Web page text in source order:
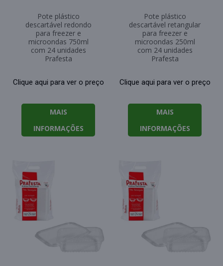
Pote plástico
descartável redondo
para freezer e
microondas 750ml
com 24 unidades
Prafesta
Clique aqui para ver o preço
MAIS
INFORMAÇÕES
Pote plástico
descartável retangular
para freezer e
microondas 250ml
com 24 unidades
Prafesta
Clique aqui para ver o preço
MAIS
INFORMAÇÕES